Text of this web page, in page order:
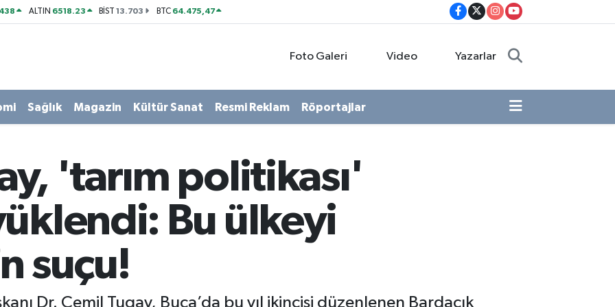
ALTIN 6518.23 BİST13.703 BTC 64.475,47
Foto Galeri Video Yazarlar
Sağlık Magazin Kültür Sanat Resmi Reklam Röportajlar
'tarım politikası'
Bu ülkeyi
suçu!
Dr. Cemil Tugay, Buca’da bu yıl ikincisi düzenlenen Bardacık